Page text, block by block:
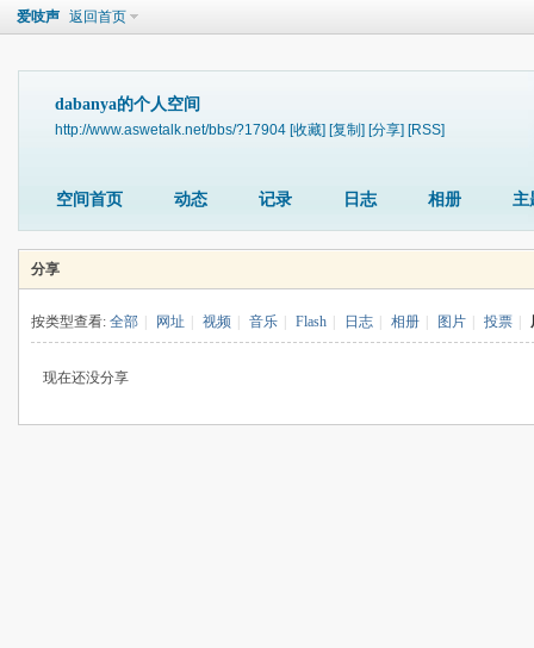
爱吱声 返回首页
dabanya的个人空间
http://www.aswetalk.net/bbs/?17904 [收藏] [复制] [分享] [RSS]
空间首页 动态 记录 日志 相册 主
分享
按类型查看: 全部 网址 视频 音乐 Flash 日志 相册 图片 投票
现在还没分享